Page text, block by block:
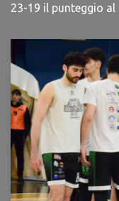
23-19 il punteggio